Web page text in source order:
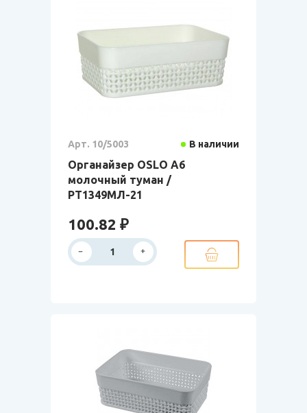
Арт. 10/5003 В наличии
Органайзер OSLO А6
молочный туман /
РТ1349МЛ-21
100.82 ₽